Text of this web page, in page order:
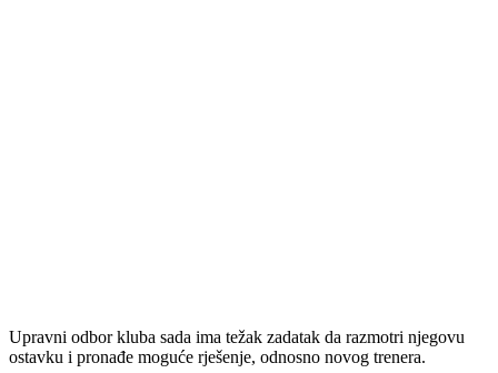
Upravni odbor kluba sada ima težak zadatak da razmotri njegovu
ostavku i pronađe moguće rješenje, odnosno novog trenera.